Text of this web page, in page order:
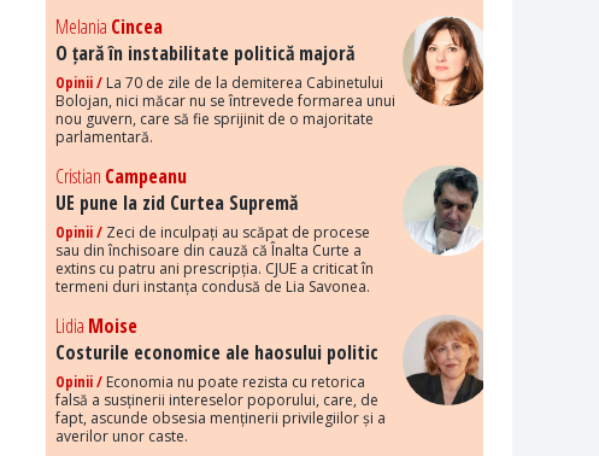
Melania Cincea
O țară în instabilitate politică majoră
Opinii / La 70 de zile de la demiterea Cabinetului
Bolojan, nici măcar nu se întrevede formarea unui
nou guvern, care să fie sprijinit de o majoritate
parlamentară.
Cristian Campeanu
UE pune la zid Curtea Supremă
Opinii / Zeci de inculpați au scăpat de procese
sau din închisoare din cauză că Înalta Curte a
extins cu patru ani prescripția. CJUE a criticat în
termeni duri instanța condusă de Lia Savonea.
Lidia Moise
Costurile economice ale haosului politic
Opinii / Economia nu poate rezista cu retorica
falsă a susținerii intereselor poporului, care, de
fapt, ascunde obsesia menținerii privilegiilor și a
averilor unor caste.